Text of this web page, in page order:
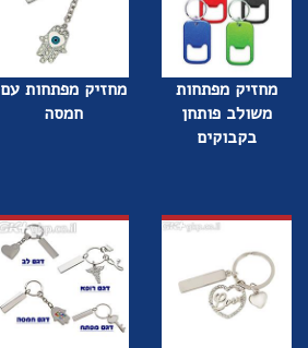
מחזיק מפתחות
משולב פותחן
בקבוקים
מחזיק מפתחות עם
חמסה